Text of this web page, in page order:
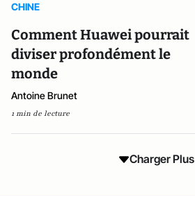
CHINE
Comment Huawei pourrait
diviser profondément le
monde
Antoine Brunet
1 min de lecture
Charger Plus